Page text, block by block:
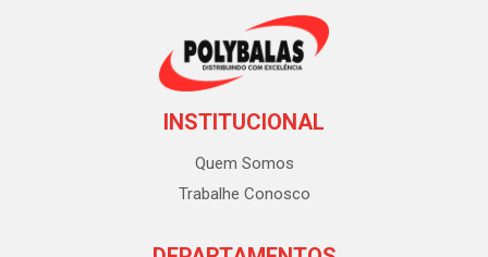
INSTITUCIONAL
Quem Somos
Trabalhe Conosco